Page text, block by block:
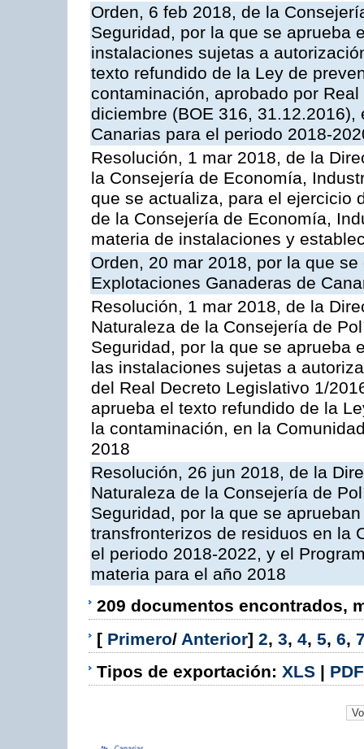
Orden, 6 feb 2018, de la
Seguridad, por la que se aprueba
instalaciones sujetas a
texto refundido de la Ley de
contaminación, aprobado por
diciembre (BOE 316,
Canarias para el periodo 2018-
Resolución, 1 mar 2018, de la
la Consejería de Economía,
que se actualiza, para el ejercicio
de la Consejería de Economía,
materia de instalaciones y
Orden, 20 mar 2018, por la que
Explotaciones Ganaderas de
Resolución, 1 mar 2018, de la
Naturaleza de la Consejería de
Seguridad, por la que se aprueba
las instalaciones sujetas a
del Real Decreto Legislativo 1/
aprueba el texto refundido de la
la contaminación, en la
2018
Resolución, 26 jun 2018, de la
Naturaleza de la Consejería de
Seguridad, por la que se
transfronterizos de residuos en la
el periodo 2018-2022, y el
materia para el año 2018
209 documentos encontrados,
[ Primero/ Anterior] 2, 3, 4, 5, 6,
Tipos de exportación: XLS | PDF